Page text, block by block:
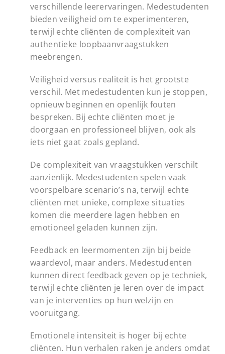
verschillende leerervaringen. Medestudenten
bieden veiligheid om te experimenteren,
terwijl echte cliënten de complexiteit van
authentieke loopbaanvraagstukken
meebrengen.
Veiligheid versus realiteit is het grootste
verschil. Met medestudenten kun je stoppen,
opnieuw beginnen en openlijk fouten
bespreken. Bij echte cliënten moet je
doorgaan en professioneel blijven, ook als
iets niet gaat zoals gepland.
De complexiteit van vraagstukken verschilt
aanzienlijk. Medestudenten spelen vaak
voorspelbare scenario’s na, terwijl echte
cliënten met unieke, complexe situaties
komen die meerdere lagen hebben en
emotioneel geladen kunnen zijn.
Feedback en leermomenten zijn bij beide
waardevol, maar anders. Medestudenten
kunnen direct feedback geven op je techniek,
terwijl echte cliënten je leren over de impact
van je interventies op hun welzijn en
vooruitgang.
Emotionele intensiteit is hoger bij echte
cliënten. Hun verhalen raken je anders omdat